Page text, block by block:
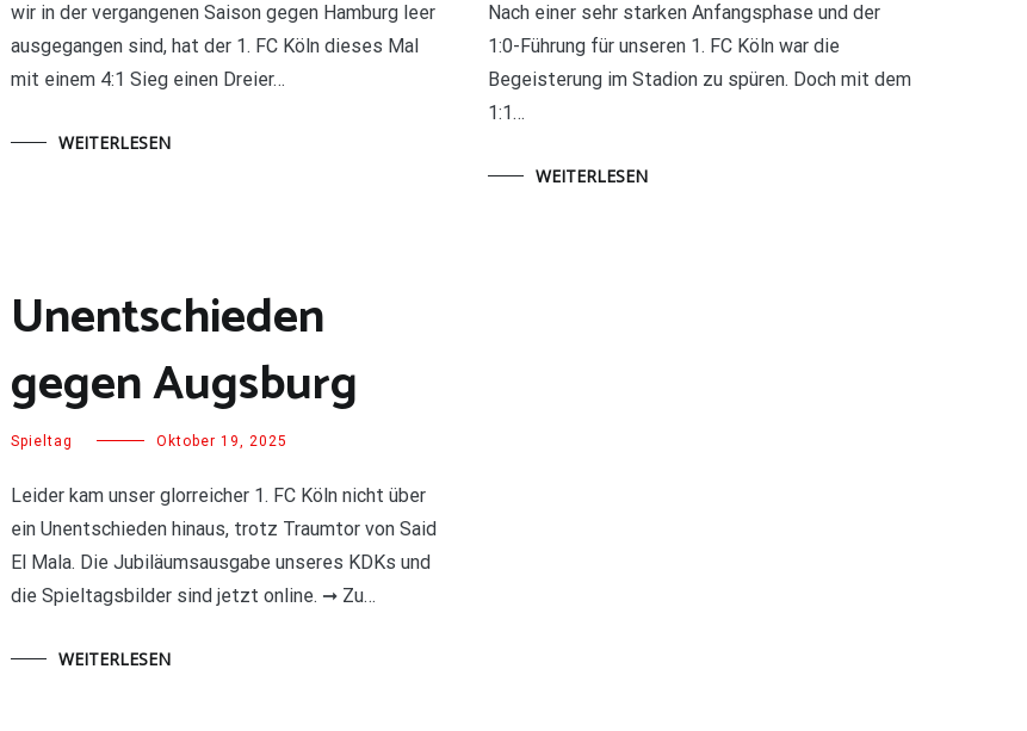
wir in der vergangenen Saison gegen Hamburg leer
ausgegangen sind, hat der 1. FC Köln dieses Mal
mit einem 4:1 Sieg einen Dreier…
WEITERLESEN
Nach einer sehr starken Anfangsphase und der
1:0-Führung für unseren 1. FC Köln war die
Begeisterung im Stadion zu spüren. Doch mit dem
1:1…
WEITERLESEN
Unentschieden
gegen Augsburg
Spieltag Oktober 19, 2025
Leider kam unser glorreicher 1. FC Köln nicht über
ein Unentschieden hinaus, trotz Traumtor von Said
El Mala. Die Jubiläumsausgabe unseres KDKs und
die Spieltagsbilder sind jetzt online. ➞ Zu…
WEITERLESEN